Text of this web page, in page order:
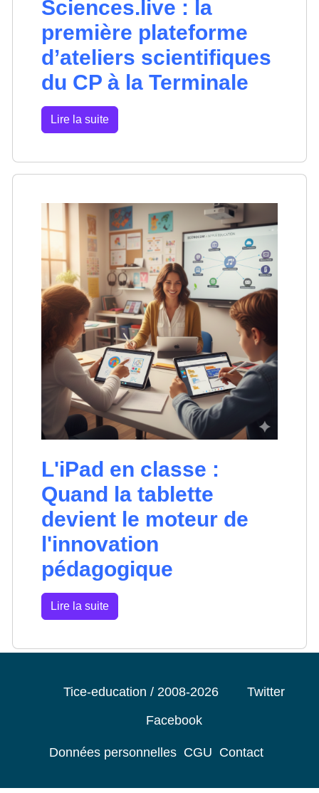
Sciences.live : la
première plateforme
d’ateliers scientifiques
du CP à la Terminale
Lire la suite
L'iPad en classe :
Quand la tablette
devient le moteur de
l'innovation
pédagogique
Lire la suite
Tice-education / 2008-2026
Twitter
Facebook
Données personnelles CGU Contact